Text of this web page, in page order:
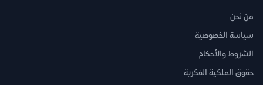
من نحن
سياسة الخصوصية
الشروط والأحكام
حقوق الملكية الفكرية